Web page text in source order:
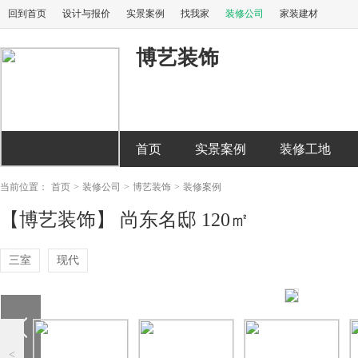
回到首页 设计与报价 实景案例 找我家 装修公司 家装建材
博艺装饰
首页 实景案例 装修工地
当前位置： 首页 > 装修公司 > 博艺装饰 > 装修案例
【博艺装饰】 尚东名邸 120㎡
三室 现代
<